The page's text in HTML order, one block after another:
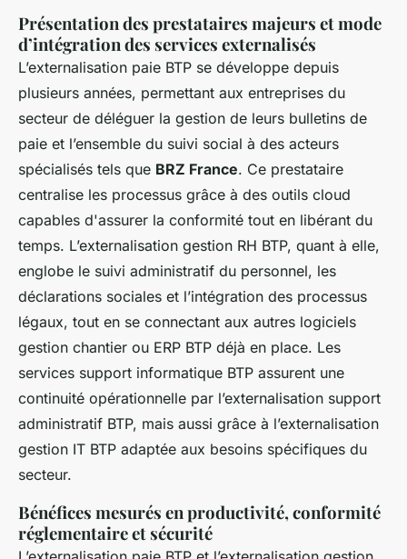
Présentation des prestataires majeurs et mode
d’intégration des services externalisés
L’externalisation paie BTP se développe depuis
plusieurs années, permettant aux entreprises du
secteur de déléguer la gestion de leurs bulletins de
paie et l’ensemble du suivi social à des acteurs
spécialisés tels que BRZ France. Ce prestataire
centralise les processus grâce à des outils cloud
capables d'assurer la conformité tout en libérant du
temps. L’externalisation gestion RH BTP, quant à elle,
englobe le suivi administratif du personnel, les
déclarations sociales et l’intégration des processus
légaux, tout en se connectant aux autres logiciels
gestion chantier ou ERP BTP déjà en place. Les
services support informatique BTP assurent une
continuité opérationnelle par l’externalisation support
administratif BTP, mais aussi grâce à l’externalisation
gestion IT BTP adaptée aux besoins spécifiques du
secteur.
Bénéfices mesurés en productivité, conformité
réglementaire et sécurité